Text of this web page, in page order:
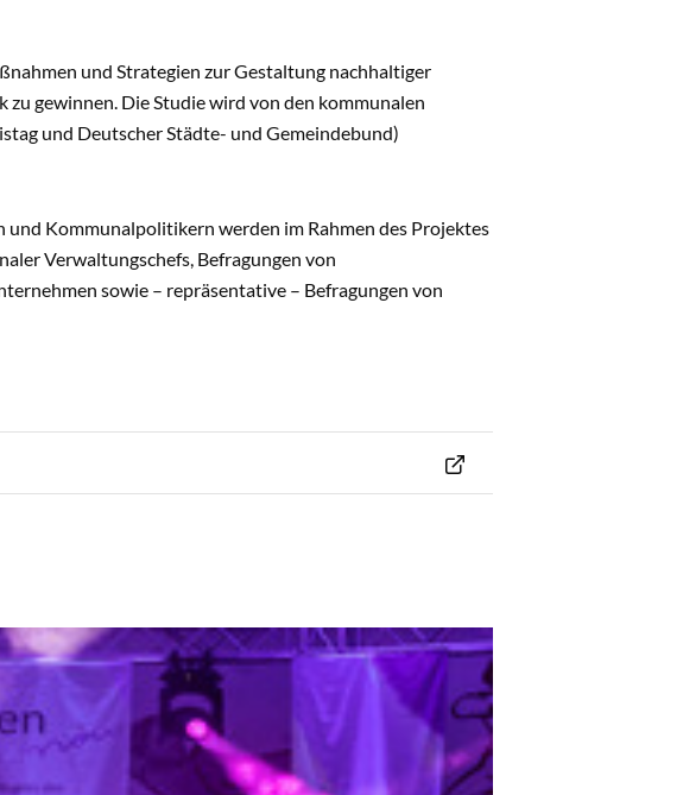
und Strategien zur Gestaltung nachhaltiger
gewinnen. Die Studie wird von den kommunalen
und Deutscher Städte- und Gemeindebund)
Kommunalpolitikern werden im Rahmen des Projektes
Verwaltungschefs, Befragungen von
sowie – repräsentative – Befragungen von